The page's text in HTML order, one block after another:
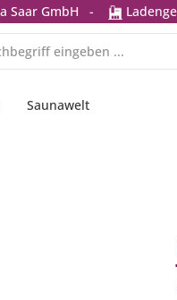
Saar GmbH -
Saunawelt